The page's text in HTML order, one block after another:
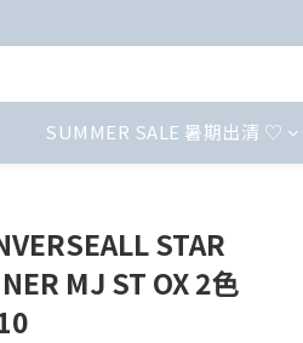
SUMMER SALE 暑期出清 ♡
STAR
MJ ST OX 2色